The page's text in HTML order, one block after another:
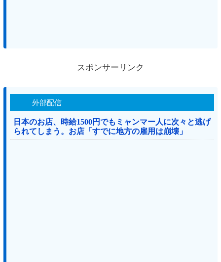
スポンサーリンク
外部配信
日本のお店、時給1500円でもミャンマー人に次々と逃げ
られてしまう。お店「すでに地方の雇用は崩壊」